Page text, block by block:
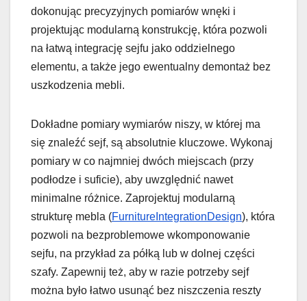
dokonując precyzyjnych pomiarów wnęki i
projektując modularną konstrukcję, która pozwoli
na łatwą integrację sejfu jako oddzielnego
elementu, a także jego ewentualny demontaż bez
uszkodzenia mebli.
Dokładne pomiary wymiarów niszy, w której ma
się znaleźć sejf, są absolutnie kluczowe. Wykonaj
pomiary w co najmniej dwóch miejscach (przy
podłodze i suficie), aby uwzględnić nawet
minimalne różnice. Zaprojektuj modularną
strukturę mebla (FurnitureIntegrationDesign), która
pozwoli na bezproblemowe wkomponowanie
sejfu, na przykład za półką lub w dolnej części
szafy. Zapewnij też, aby w razie potrzeby sejf
można było łatwo usunąć bez niszczenia reszty